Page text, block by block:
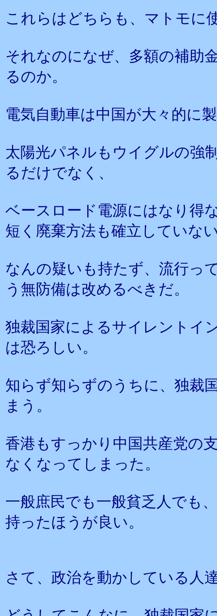
これらはどちらも、マトモに
それなのになぜ、多額の補助
るのか。
電気自動車は中国が大々的に
太陽光パネルもウイグルの強
るだけでなく、
ベースロード電源にはなり得
短く廃棄方法も確立していな
なんの疑いも持たず、流行っ
う無防備は改めるべきだ。
独裁国家によるサイレントイ
は恐ろしい。
知らず知らずのうちに、独裁
まう。
香港もすっかり中国共産党の
なくなってしまった。
一般庶民でも一般貧乏人でも
持ったほうが良い。
さて、政治を動かしている人